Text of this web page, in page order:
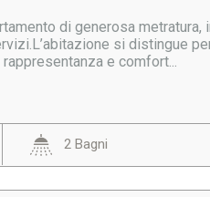
di generosa
si distingue
e comfort...
2 Bagni